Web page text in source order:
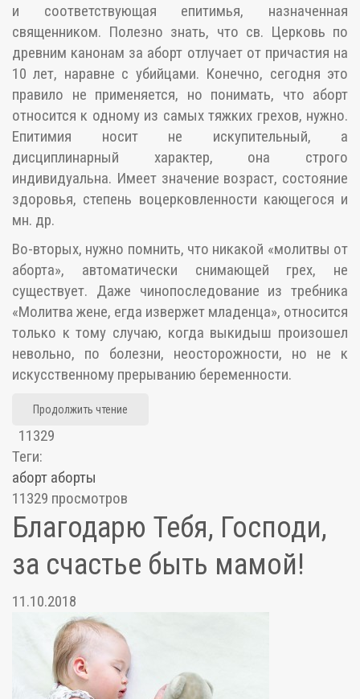
и соответствующая епитимья, назначенная
священником. Полезно знать, что св. Церковь по
древним канонам за аборт отлучает от причастия на
10 лет, наравне с убийцами. Конечно, сегодня это
правило не применяется, но понимать, что аборт
относится к одному из самых тяжких грехов, нужно.
Епитимия носит не искупительный, а
дисциплинарный характер, она строго
индивидуальна. Имеет значение возраст, состояние
здоровья, степень воцерковленности кающегося и
мн. др.
Во-вторых, нужно помнить, что никакой «молитвы от
аборта», автоматически снимающей грех, не
существует. Даже чинопоследование из требника
«Молитва жене, егда извержет младенца», относится
только к тому случаю, когда выкидыш произошел
невольно, по болезни, неосторожности, но не к
искусственному прерыванию беременности.
Продолжить чтение
11329
Теги:
аборт аборты
11329 просмотров
Благодарю Тебя, Господи,
за счастье быть мамой!
11.10.2018